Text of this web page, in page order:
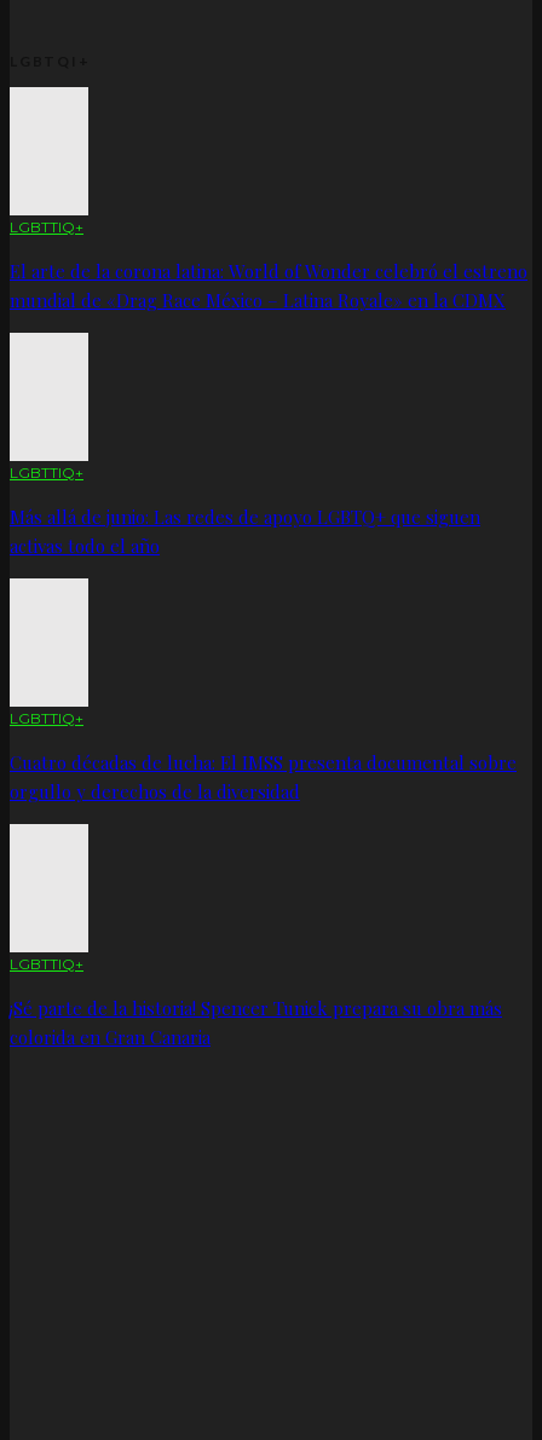
LGBTTIQ+
El arte de la corona latina: World of Wonder celebró el estreno
mundial de «Drag Race México – Latina Royale» en la CDMX
LGBTTIQ+
Más allá de junio: Las redes de apoyo LGBTQ+ que siguen
activas todo el año
LGBTTIQ+
Cuatro décadas de lucha: El IMSS presenta documental sobre
orgullo y derechos de la diversidad
LGBTTIQ+
¡Sé parte de la historia! Spencer Tunick prepara su obra más
colorida en Gran Canaria